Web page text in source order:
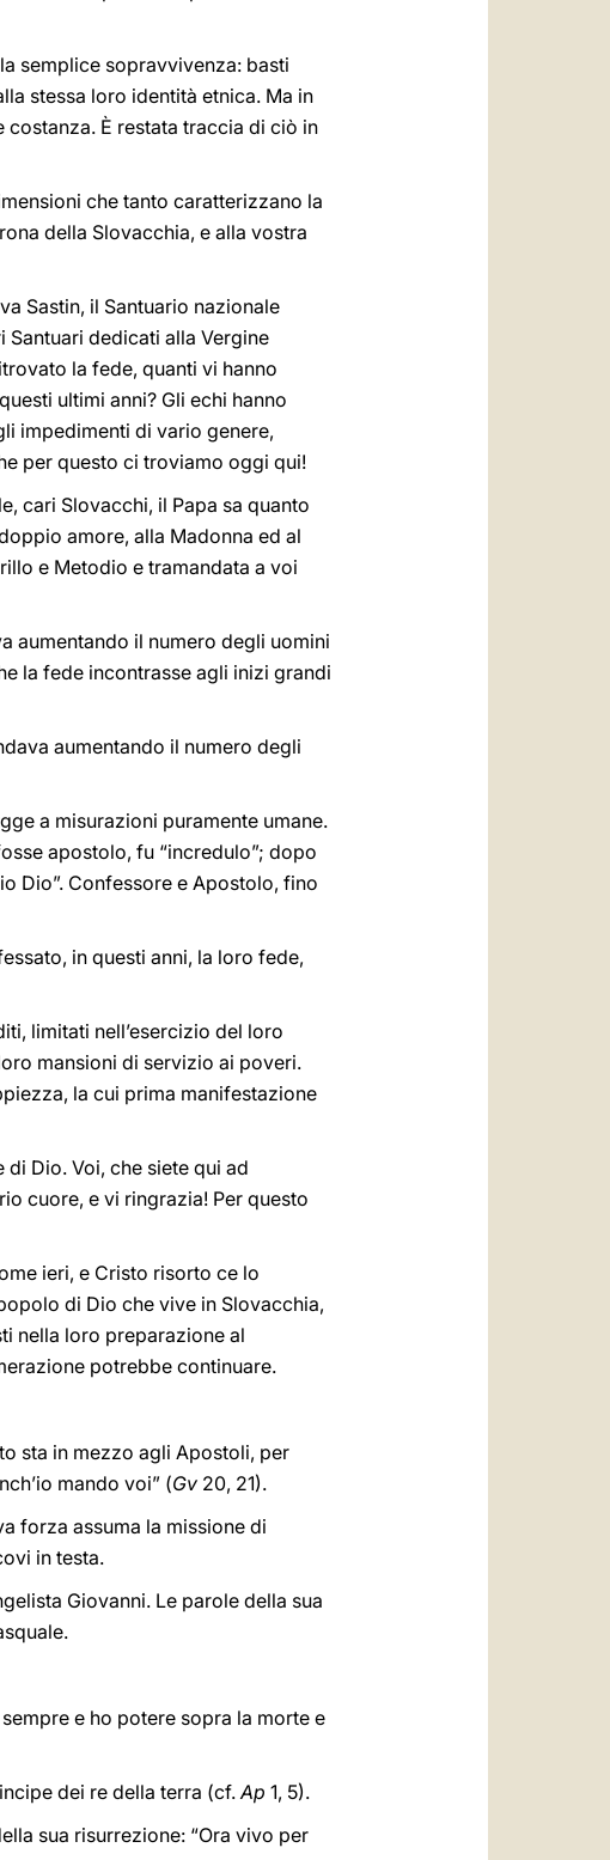
semplice sopravvivenza: basti
stessa loro identità etnica. Ma in
È restata traccia di ciò in
che tanto caratterizzano la
della Slovacchia, e alla vostra
Sastin, il Santuario nazionale
Santuari dedicati alla Vergine
la fede, quanti vi hanno
ultimi anni? Gli echi hanno
impedimenti di vario genere,
per questo ci troviamo oggi qui!
cari Slovacchi, il Papa sa quanto
amore, alla Madonna ed al
e Metodio e tramandata a voi
aumentando il numero degli uomini
la fede incontrasse agli inizi grandi
aumentando il numero degli
a misurazioni puramente umane.
apostolo, fu “incredulo”; dopo
Dio”. Confessore e Apostolo, fino
in questi anni, la loro fede,
limitati nell’esercizio del loro
mansioni di servizio ai poveri.
la cui prima manifestazione
Dio. Voi, che siete qui ad
cuore, e vi ringrazia! Per questo
ieri, e Cristo risorto ce lo
di Dio che vive in Slovacchia,
nella loro preparazione al
potrebbe continuare.
sta in mezzo agli Apostoli, per
mando voi” (Gv 20, 21).
forza assuma la missione di
in testa.
Giovanni. Le parole della sua
e ho potere sopra la morte e
dei re della terra (cf.Ap 1, 5).
sua risurrezione: “Ora vivo per